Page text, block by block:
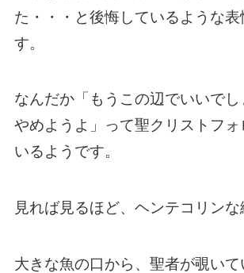
た・・・と後悔しているような
す。
なんだか「もうこの辺でいいで
やめようよ」って聖クリストフォ
いるようです。
見れば見るほど、ヘンテコリンな
大きな魚の口から、聖者が覗いて